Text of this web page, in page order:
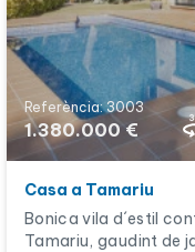
Referència: 3003
1.380.000 €
Casa a Tamariu
Bonica vila d´estil
Tamariu, gaudint de